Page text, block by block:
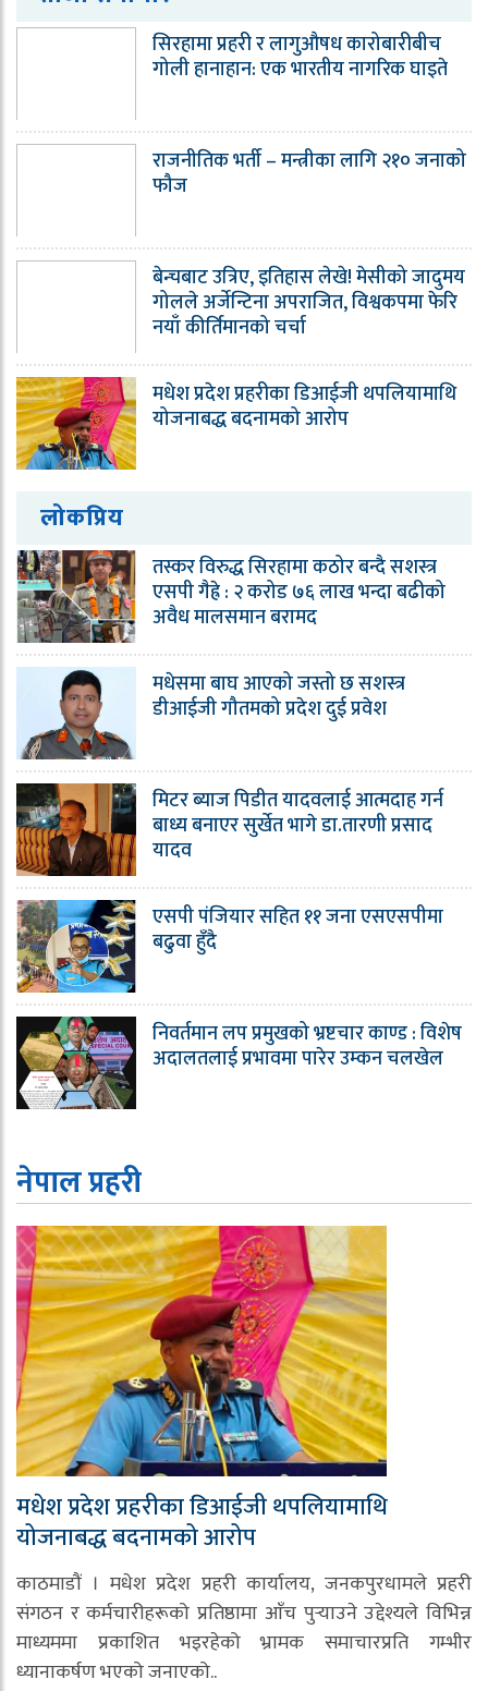
सिरहामा प्रहरी र लागुऔषध कारोबारीबीच
गोली हानाहान: एक भारतीय नागरिक घाइते
राजनीतिक भर्ती – मन्त्रीका लागि २१० जनाको
फौज
बेन्चबाट उत्रिए, इतिहास लेखे! मेसीको जादुमय
गोलले अर्जेन्टिना अपराजित, विश्वकपमा फेरि
नयाँ कीर्तिमानको चर्चा
मधेश प्रदेश प्रहरीका डिआईजी थपलियामाथि
योजनाबद्ध बदनामको आरोप
लोकप्रिय
तस्कर विरुद्ध सिरहामा कठोर बन्दै सशस्त्र
एसपी गैह्रे : २ करोड ७६ लाख भन्दा बढीको
अवैध मालसमान बरामद
मधेसमा बाघ आएको जस्तो छ सशस्त्र
डीआईजी गौतमको प्रदेश दुई प्रवेश
मिटर ब्याज पिडीत यादवलाई आत्मदाह गर्न
बाध्य बनाएर सुर्खेत भागे डा.तारणी प्रसाद
यादव
एसपी पंजियार सहित ११ जना एसएसपीमा
बढुवा हुँदै
निवर्तमान लप प्रमुखको भ्रष्टचार काण्ड : विशेष
अदालतलाई प्रभावमा पारेर उम्कन चलखेल
नेपाल प्रहरी
मधेश प्रदेश प्रहरीका डिआईजी थपलियामाथि
योजनाबद्ध बदनामको आरोप
काठमाडौं । मधेश प्रदेश प्रहरी कार्यालय, जनकपुरधामले प्रहरी
संगठन र कर्मचारीहरूको प्रतिष्ठामा आँच पुर्‍याउने उद्देश्यले विभिन्न
माध्यममा प्रकाशित भइरहेको भ्रामक समाचारप्रति गम्भीर
ध्यानाकर्षण भएको जनाएको..